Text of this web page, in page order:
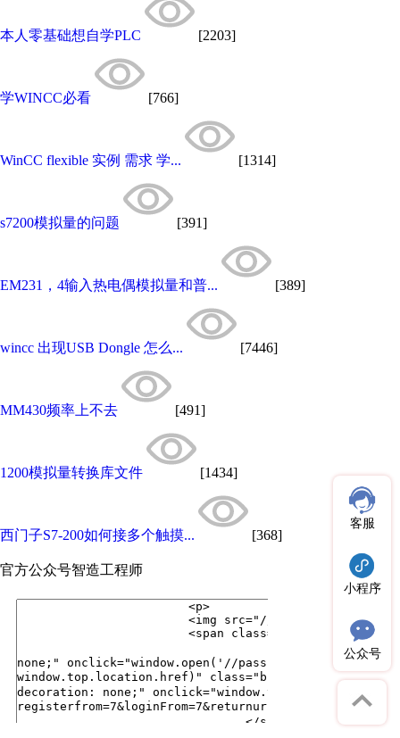
本人零基础想自学PLC [2203]
学WINCC必看 [766]
WinCC flexible 实例 需求 学... [1314]
s7200模拟量的问题 [391]
EM231，4输入热电偶模拟量和普... [389]
wincc 出现USB Dongle 怎么... [7446]
MM430频率上不去 [491]
1200模拟量转换库文件 [1434]
西门子S7-200如何接多个触摸... [368]
官方公众号智造工程师
客服
小程序
公众号